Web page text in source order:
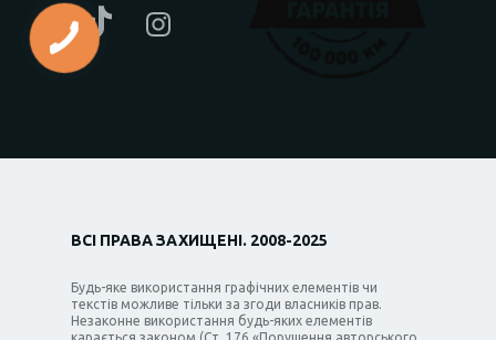
ВСІ ПРАВА ЗАХИЩЕНІ. 2008-2025
Будь-яке використання графічних елементів чи
текстів можливе тільки за згоди власників прав.
Незаконне використання будь-яких елементів